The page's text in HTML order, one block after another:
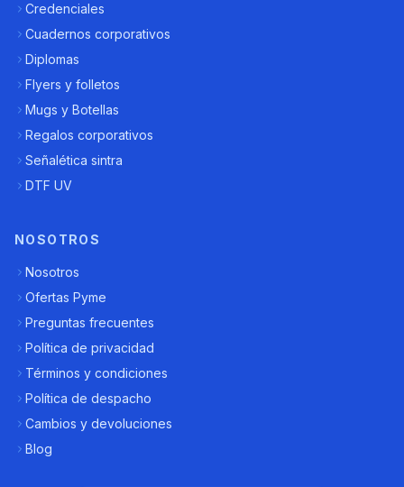
Credenciales
Cuadernos corporativos
Diplomas
Flyers y folletos
Mugs y Botellas
Regalos corporativos
Señalética sintra
DTF UV
NOSOTROS
Nosotros
Ofertas Pyme
Preguntas frecuentes
Política de privacidad
Términos y condiciones
Política de despacho
Cambios y devoluciones
Blog